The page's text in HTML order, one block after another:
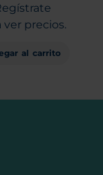
ver precios.
al carrito